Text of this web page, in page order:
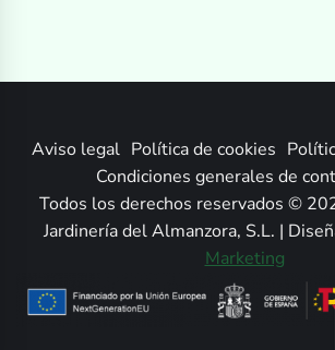
Aviso legal Política de cookies
Condiciones generales de
Todos los derechos reservados ©
Jardinería del Almanzora, S.L. |
Marketing